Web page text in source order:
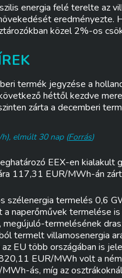
energia felé terelte az
közel 2%-os
termék jegyzése a
héttől kezdve
zárta a decemberi
elmúlt 30 nap(Forrás)
EEX-en kialakult
117,31 EUR/MWh-án
szélenergia termelés 0,6
naperőművek termelése
termelésének
termelt villamosenergia
EU több országában is
EUR/MWh volt a
ás, míg az